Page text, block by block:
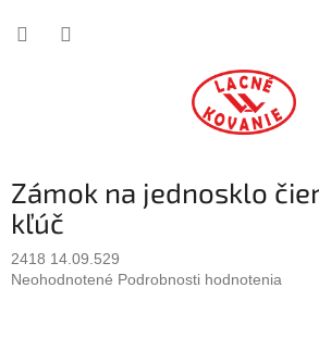
Zámok na jednosklo
kľúč
2418 14.09.529
Priemerné
Neohodnotené Podrobnosti hodnotenia